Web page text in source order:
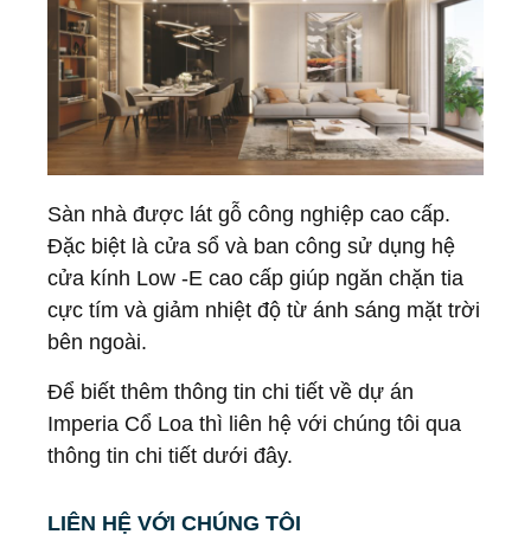
Sàn nhà được lát gỗ công nghiệp cao cấp.
Đặc biệt là cửa sổ và ban công sử dụng hệ
cửa kính Low -E cao cấp giúp ngăn chặn tia
cực tím và giảm nhiệt độ từ ánh sáng mặt trời
bên ngoài.
Để biết thêm thông tin chi tiết về dự án
Imperia Cổ Loa thì liên hệ với chúng tôi qua
thông tin chi tiết dưới đây.
LIÊN HỆ VỚI CHÚNG TÔI